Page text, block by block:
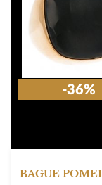
BAGUE
-36%